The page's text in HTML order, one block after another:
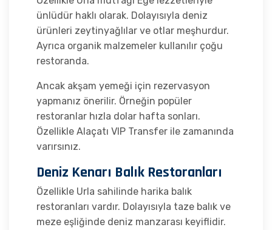
ünlüdür haklı olarak. Dolayısıyla deniz
ürünleri zeytinyağlılar ve otlar meşhurdur.
Ayrıca organik malzemeler kullanılır çoğu
restoranda.
Ancak akşam yemeği için rezervasyon
yapmanız önerilir. Örneğin popüler
restoranlar hızla dolar hafta sonları.
Özellikle Alaçatı VIP Transfer ile zamanında
varırsınız.
Deniz Kenarı Balık Restoranları
Özellikle Urla sahilinde harika balık
restoranları vardır. Dolayısıyla taze balık ve
meze eşliğinde deniz manzarası keyiflidir.